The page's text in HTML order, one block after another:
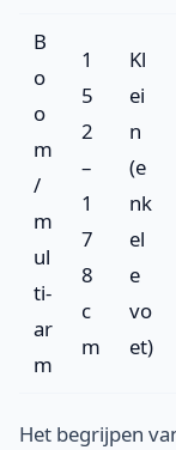
B
o
o
m
/
m
ul
ti-
ar
m
1
5
2
–
1
7
8
c
m
Kl
ei
n
(e
nk
el
e
vo
et)
Het begrijpen